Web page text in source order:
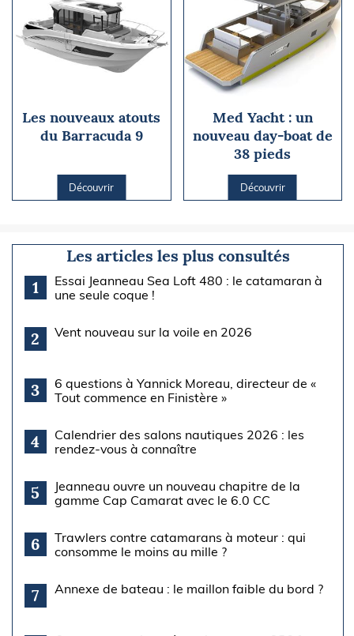
Les nouveaux atouts
du Barracuda 9
Découvrir
Med Yacht : un
nouveau day-boat de
38 pieds
Découvrir
Les articles les plus consultés
1
Essai Jeanneau Sea Loft 480 : le catamaran à
une seule coque !
2 Vent nouveau sur la voile en 2026
3
6 questions à Yannick Moreau, directeur de «
Tout commence en Finistère »
4
Calendrier des salons nautiques 2026 : les
rendez-vous à connaître
5
Jeanneau ouvre un nouveau chapitre de la
gamme Cap Camarat avec le 6.0 CC
6
Trawlers contre catamarans à moteur : qui
consomme le moins au mille ?
7 Annexe de bateau : le maillon faible du bord ?